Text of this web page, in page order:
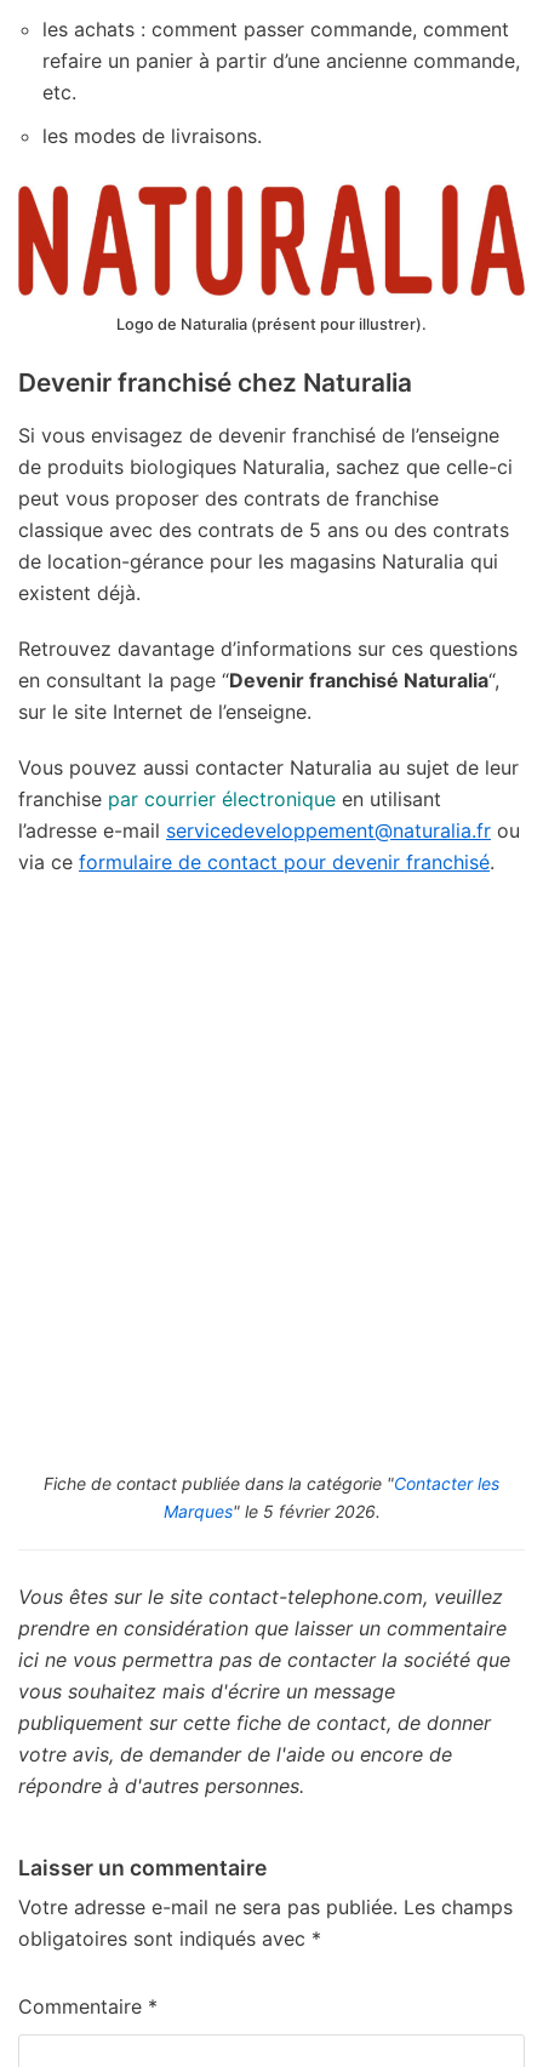
les achats : comment passer commande, comment
refaire un panier à partir d’une ancienne commande,
etc.
les modes de livraisons.
Logo de Naturalia (présent pour illustrer).
Devenir franchisé chez Naturalia
Si vous envisagez de devenir franchisé de l’enseigne
de produits biologiques Naturalia, sachez que celle-ci
peut vous proposer des contrats de franchise
classique avec des contrats de 5 ans ou des contrats
de location-gérance pour les magasins Naturalia qui
existent déjà.
Retrouvez davantage d’informations sur ces questions
en consultant la page “Devenir franchisé Naturalia“,
sur le site Internet de l’enseigne.
Vous pouvez aussi contacter Naturalia au sujet de leur
franchise par courrier électronique en utilisant
l’adresse e-mail servicedeveloppement@naturalia.fr ou
via ce formulaire de contact pour devenir franchisé.
Fiche de contact publiée dans la catégorie "Contacter les
Marques" le 5 février 2026.
Vous êtes sur le site contact-telephone.com, veuillez
prendre en considération que laisser un commentaire
ici ne vous permettra pas de contacter la société que
vous souhaitez mais d'écrire un message
publiquement sur cette fiche de contact, de donner
votre avis, de demander de l'aide ou encore de
répondre à d'autres personnes.
Laisser un commentaire
Votre adresse e-mail ne sera pas publiée. Les champs
obligatoires sont indiqués avec *
Commentaire *